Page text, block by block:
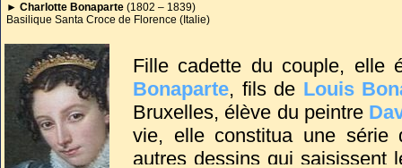
► Charlotte Bonaparte (1802 – 1839)
Basilique Santa Croce de Florence (Italie)
Fille cadette du couple, elle
Bonaparte, fils de Louis
Bruxelles, élève du peintre
vie, elle constitua une série
autres dessins qui saisissent